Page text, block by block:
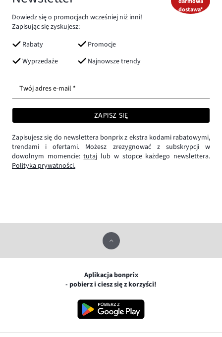
Dowiedz się o promocjach wcześniej niż inni!
Zapisując się zyskujesz:
Rabaty
Promocje
Wyprzedaże
Najnowsze trendy
dostawa*
Twój adres e-mail *
ZAPISZ SIĘ
Zapisujesz się do newslettera bonprix z ekstra kodami rabatowymi,
trendami i ofertami. Możesz zrezygnować z subskrypcji w
dowolnym momencie:tutaj lub w stopce każdego newslettera.
Polityka prywatności.
Aplikacja bonprix
- pobierz i ciesz się z korzyści!